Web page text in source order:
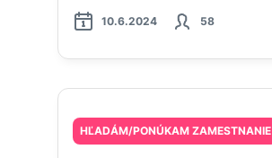
10.6.2024 58
HĽADÁM/PONÚKAM ZAMESTNANIE